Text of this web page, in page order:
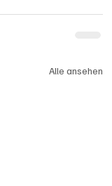
Alle ansehen